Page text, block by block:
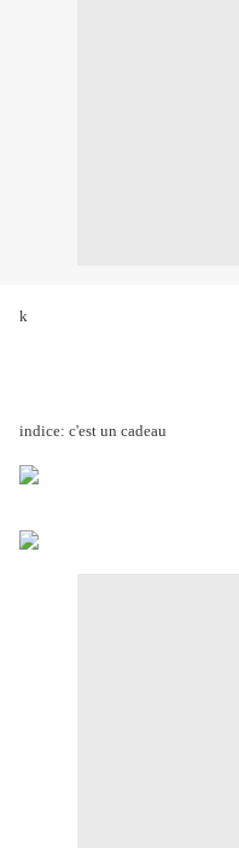
k
indice: c'est un cadeau